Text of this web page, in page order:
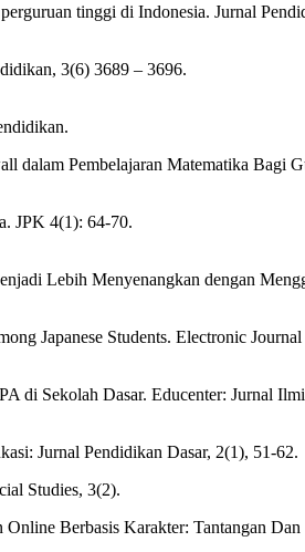
tinggi di Indonesia. Jurnal
3(6) 3689 – 3696.
dalam Pembelajaran Matematika Bagi
JPK 4(1): 64-70.
Lebih Menyenangkan dengan
Japanese Students. Electronic
di Sekolah Dasar. Educenter: Jurnal
Jurnal Pendidikan Dasar, 2(1), 51-62.
Studies, 3(2).
Berbasis Karakter: Tantangan